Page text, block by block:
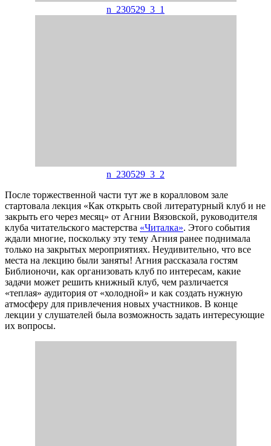
n_230529_3_1
n_230529_3_2
После торжественной части тут же в коралловом зале
стартовала лекция «Как открыть свой литературный клуб и не
закрыть его через месяц» от Агнии Вязовской, руководителя
клуба читательского мастерства «Читалка». Этого события
ждали многие, поскольку эту тему Агния ранее поднимала
только на закрытых мероприятиях. Неудивительно, что все
места на лекцию были заняты! Агния рассказала гостям
Библионочи, как организовать клуб по интересам, какие
задачи может решить книжный клуб, чем различается
«теплая» аудитория от «холодной» и как создать нужную
атмосферу для привлечения новых участников. В конце
лекции у слушателей была возможность задать интересующие
их вопросы.